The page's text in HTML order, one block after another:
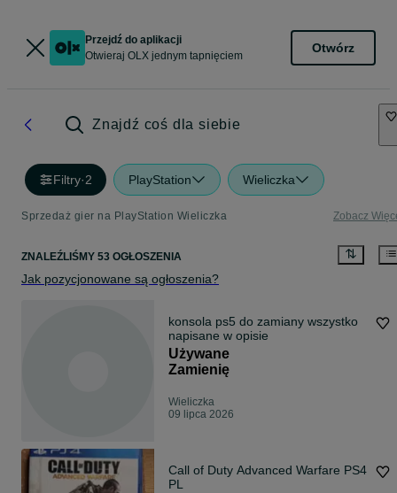
Przejdź do aplikacji
Otwieraj OLX jednym tapnięciem
Otwórz
Znajdź coś dla siebie
Filtry·2 PlayStation Wieliczka
Sprzedaż gier na PlayStation Wieliczka Zobacz
ZNALEŹLIŚMY 53 OGŁOSZENIA
Jak pozycjonowane są ogłoszenia?
konsola ps5 do zamiany wszystko
napisane w opisie
Używane
Zamienię
Wieliczka
09 lipca 2026
Call of Duty Advanced Warfare PS4
PL